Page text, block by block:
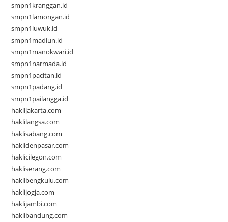
smpn1kranggan.id
smpn1lamongan.id
smpn1luwuk.id
smpn1madiun.id
smpn1manokwari.id
smpn1narmada.id
smpn1pacitan.id
smpn1padang.id
smpn1pailangga.id
haklijakarta.com
haklilangsa.com
haklisabang.com
haklidenpasar.com
haklicilegon.com
hakliserang.com
haklibengkulu.com
haklijogja.com
haklijambi.com
haklibandung.com